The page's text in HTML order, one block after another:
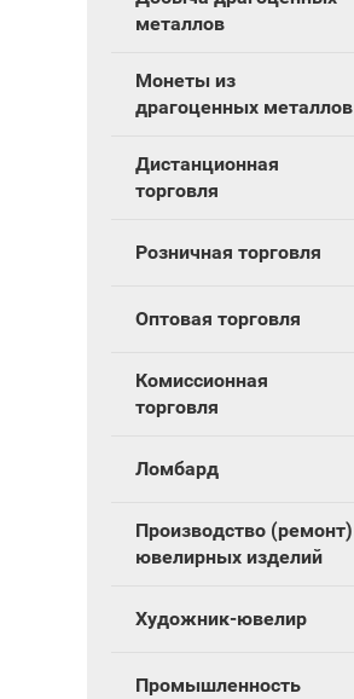
металлов
Монеты из
драгоценных металлов
Дистанционная
торговля
Розничная торговля
Оптовая торговля
Комиссионная
торговля
Ломбард
Производство (ремонт)
ювелирных изделий
Художник-ювелир
Промышленность